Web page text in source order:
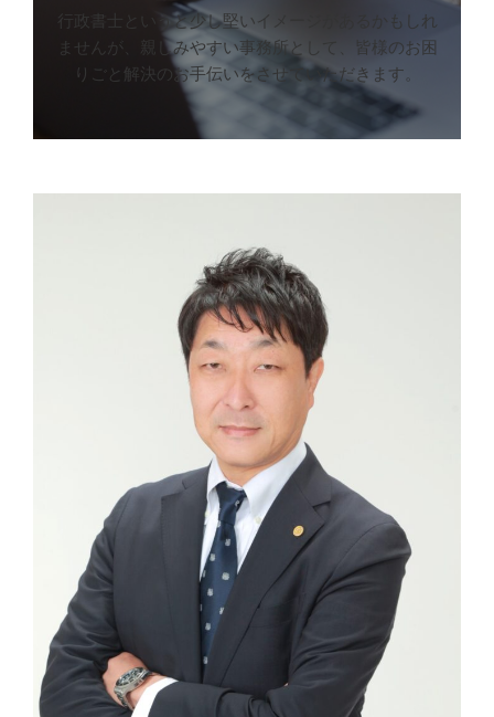
行政書士というと少し堅いイメージがあるかもしれ
ませんが、親しみやすい事務所として、皆様のお困
りごと解決のお手伝いをさせていただきます。